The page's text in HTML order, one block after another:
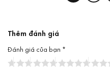
Thêm đánh giá
Đánh giá của bạn *